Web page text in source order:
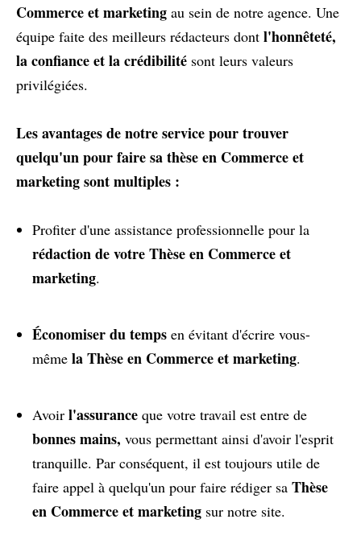
Commerce et marketing au sein de notre agence. Une
équipe faite des meilleurs rédacteurs dont l'honnêteté,
la confiance et la crédibilité sont leurs valeurs
privilégiées.
Les avantages de notre service pour trouver
quelqu'un pour faire sa thèse en Commerce et
marketing sont multiples :
Profiter d'une assistance professionnelle pour la
rédaction de votre Thèse en Commerce et
marketing.
Économiser du temps en évitant d'écrire vous-
même la Thèse en Commerce et marketing.
Avoir l'assurance que votre travail est entre de
bonnes mains, vous permettant ainsi d'avoir l'esprit
tranquille. Par conséquent, il est toujours utile de
faire appel à quelqu'un pour faire rédiger sa Thèse
en Commerce et marketing sur notre site.